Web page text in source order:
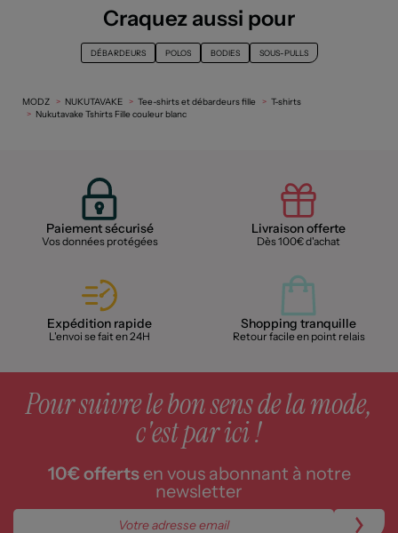
Craquez aussi pour
DÉBARDEURS POLOS BODIES SOUS-PULLS
MODZ NUKUTAVAKE Tee-shirts et débardeurs fille
T-shirts
Nukutavake Tshirts Fille couleur blanc
Paiement sécurisé
Vos données protégées
Livraison offerte
Dès 100€ d'achat
Expédition rapide
L'envoi se fait en 24H
Shopping tranquille
Retour facile en point relais
Pour suivre le bon sens de la mode,
c'est par ici !
10€ offertsen vous abonnant à notre
newsletter